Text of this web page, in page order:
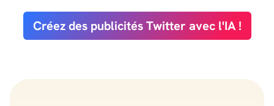
Créez des publicités Twitter avec l'IA !